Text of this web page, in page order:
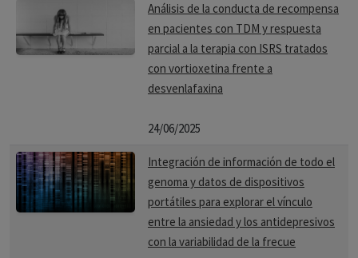
Análisis de la conducta de recompensa
en pacientes con TDM y respuesta
parcial a la terapia con ISRS tratados
con vortioxetina frente a
desvenlafaxina
24/06/2025
Integración de información de todo el
genoma y datos de dispositivos
portátiles para explorar el vínculo
entre la ansiedad y los antidepresivos
con la variabilidad de la frecue